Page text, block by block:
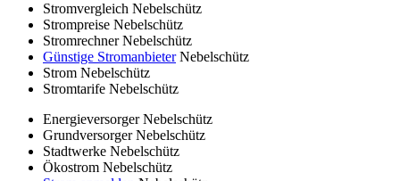
Stromvergleich Nebelschütz
Strompreise Nebelschütz
Stromrechner Nebelschütz
Günstige StromanbieterNebelschütz
Strom Nebelschütz
Stromtarife Nebelschütz
Energieversorger Nebelschütz
Grundversorger Nebelschütz
Stadtwerke Nebelschütz
Ökostrom Nebelschütz